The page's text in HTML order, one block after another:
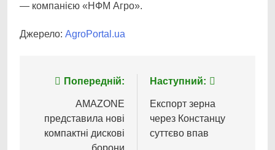
— компанією «НФМ Агро».
Джерело: AgroPortal.ua
Навігація
записів
Попередній:
AMAZONE
представила нові
компактні дискові
Наступний:
Експорт зерна
через Констанцу
суттєво впав